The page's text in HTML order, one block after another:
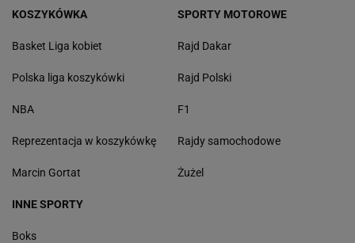
KOSZYKÓWKA
Basket Liga kobiet
Polska liga koszykówki
NBA
Reprezentacja w koszykówkę
Marcin Gortat
SPORTY MOTOROWE
Rajd Dakar
Rajd Polski
F1
Rajdy samochodowe
Żużel
INNE SPORTY
Boks